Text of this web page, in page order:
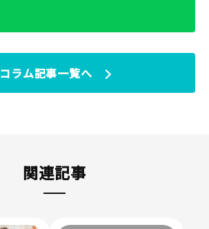
コラム記事一覧へ
関連記事